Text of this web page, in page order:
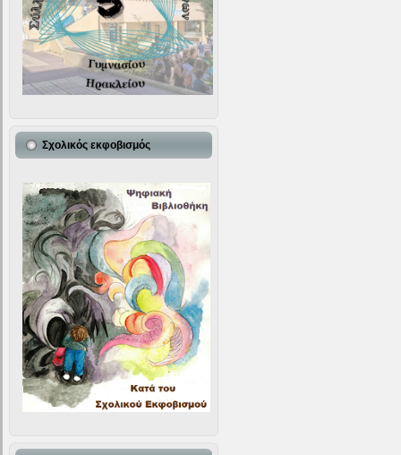
Σχολικός εκφοβισμός